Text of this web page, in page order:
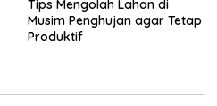
Tips Mengolah Lahan di
Musim Penghujan agar Tetap
Produktif